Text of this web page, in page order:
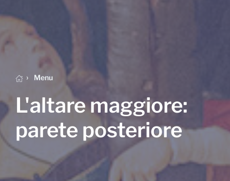
Menu
L'altare maggiore:
parete posteriore